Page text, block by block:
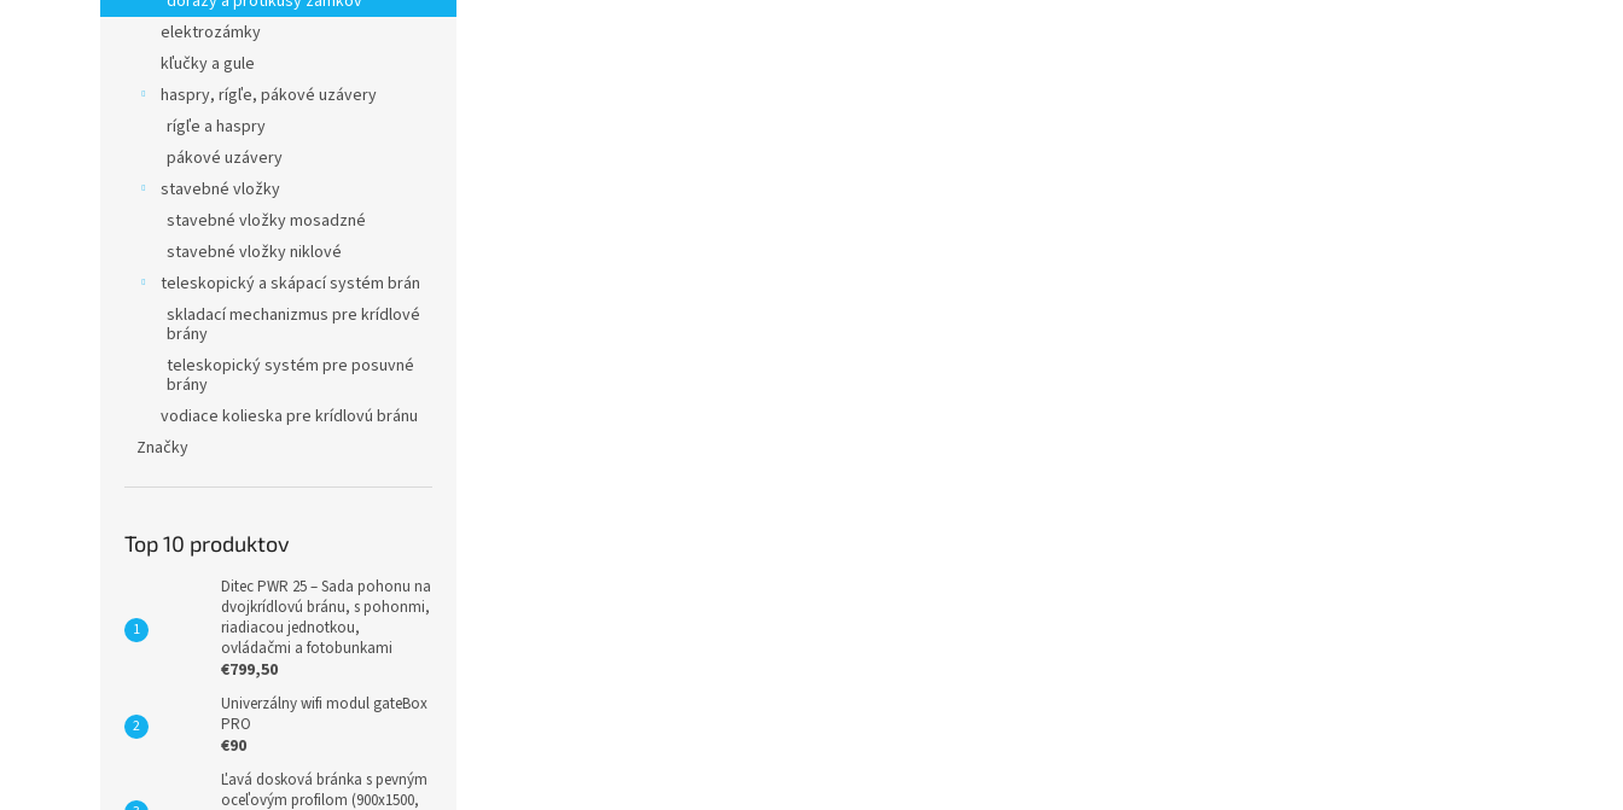
elektrozámky
kľučky a gule
haspry, rígľe, pákové uzávery
rígľe a haspry
pákové uzávery
stavebné vložky
stavebné vložky mosadzné
stavebné vložky niklové
teleskopický a skápací systém brán
skladací mechanizmus pre krídlové
brány
teleskopický systém pre posuvné
brány
vodiace kolieska pre krídlovú bránu
Značky
Top 10 produktov
Ditec PWR 25 – Sada pohonu na
dvojkrídlovú bránu, s pohonmi,
riadiacou jednotkou,
ovládačmi a fotobunkami
€799,50
Univerzálny wifi modul gateBox
PRO
€90
Ľavá dosková bránka s pevným
oceľovým profilom (900x1500,